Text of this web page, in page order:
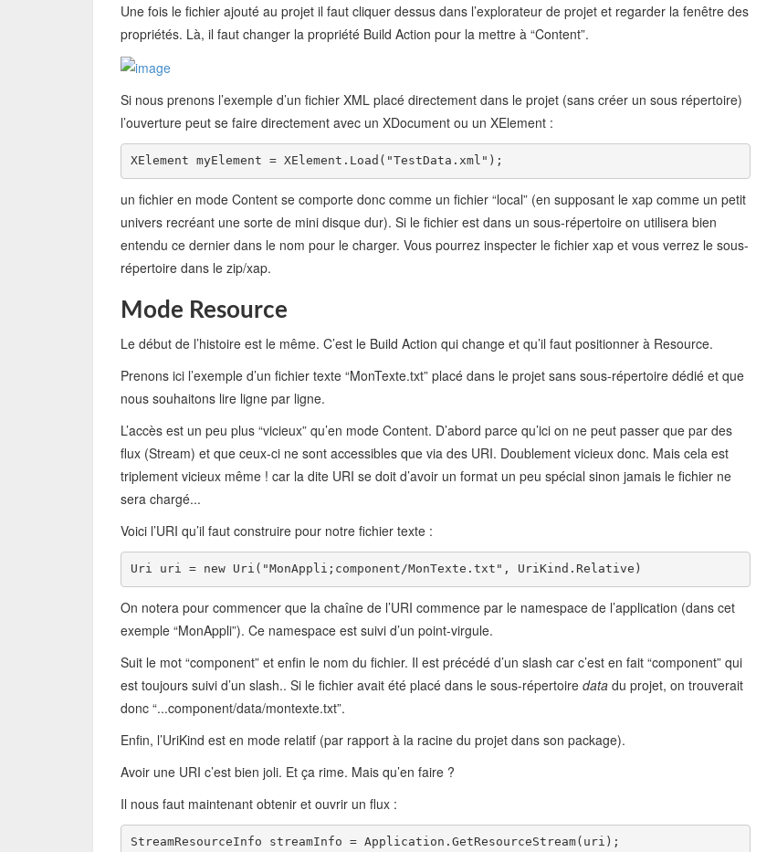
Une fois le fichier ajouté au projet il faut cliquer dessus dans l’explorateur de projet et regarder la fenêtre des
propriétés. Là, il faut changer la propriété Build Action pour la mettre à “Content”.
Si nous prenons l’exemple d’un fichier XML placé directement dans le projet (sans créer un sous répertoire)
l’ouverture peut se faire directement avec un XDocument ou un XElement :
XElement myElement = XElement.Load( "TestData.xml" );
un fichier en mode Content se comporte donc comme un fichier “local” (en supposant le xap comme un petit
univers recréant une sorte de mini disque dur). Si le fichier est dans un sous-répertoire on utilisera bien
entendu ce dernier dans le nom pour le charger. Vous pourrez inspecter le fichier xap et vous verrez le sous-
répertoire dans le zip/xap.
Mode Resource
Le début de l’histoire est le même. C’est le Build Action qui change et qu’il faut positionner à Resource.
Prenons ici l’exemple d’un fichier texte “MonTexte.txt” placé dans le projet sans sous-répertoire dédié et que
nous souhaitons lire ligne par ligne.
L’accès est un peu plus “vicieux” qu’en mode Content. D’abord parce qu’ici on ne peut passer que par des
flux (Stream) et que ceux-ci ne sont accessibles que via des URI. Doublement vicieux donc. Mais cela est
triplement vicieux même ! car la dite URI se doit d’avoir un format un peu spécial sinon jamais le fichier ne
sera chargé...
Voici l’URI qu’il faut construire pour notre fichier texte :
Uri uri = new Uri( "MonAppli;component/MonTexte.txt" , UriKind.Relative)
On notera pour commencer que la chaîne de l’URI commence par le namespace de l’application (dans cet
exemple “MonAppli”). Ce namespace est suivi d’un point-virgule.
Suit le mot “component” et enfin le nom du fichier. Il est précédé d’un slash car c’est en fait “component” qui
est toujours suivi d’un slash.. Si le fichier avait été placé dans le sous-répertoire data du projet, on trouverait
donc “...component/data/montexte.txt”.
Enfin, l’UriKind est en mode relatif (par rapport à la racine du projet dans son package).
Avoir une URI c’est bien joli. Et ça rime. Mais qu’en faire ?
Il nous faut maintenant obtenir et ouvrir un flux :
StreamResourceInfo streamInfo = Application.GetResourceStream(uri);